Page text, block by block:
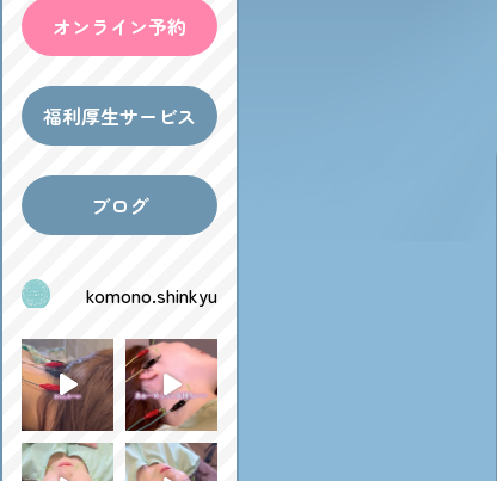
オンライン予約
福利厚生サービス
ブログ
komono.shinkyu